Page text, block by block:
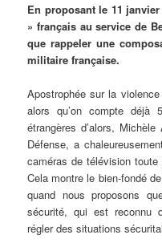
En proposant le 11
» français au service de
que rappeler une
militaire française.
Apostrophée sur la
alors qu’on compte déjà
étrangères d’alors,
Défense, a
caméras de télévision
Cela montre le bien-fondé
quand nous proposons
sécurité, qui est reconnu
régler des situations